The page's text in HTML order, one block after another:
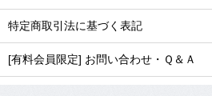
特定商取引法に基づく表記
[有料会員限定] お問い合わせ・Ｑ＆Ａ